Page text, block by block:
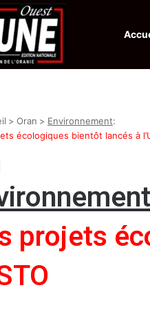
contre les drogues : octroi de
> Oran > Environnement:
écologiques bientôt lancés à
projets